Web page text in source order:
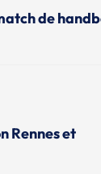
de
Rennes et